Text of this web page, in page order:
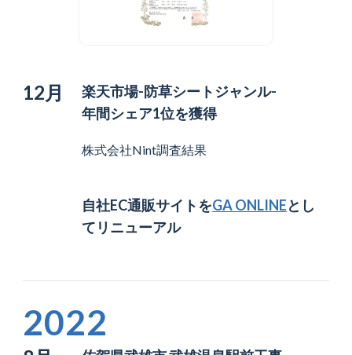
12月
楽天市場-防草シートジャンル-
年間シェア1位を獲得
株式会社Nint調査結果
自社EC通販サイトをGA ONLINEとし
てリニューアル
2022